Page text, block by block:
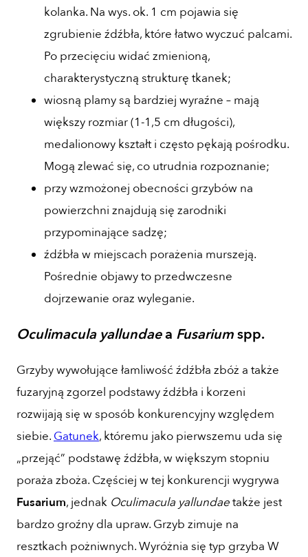
kolanka. Na wys. ok. 1 cm pojawia się
zgrubienie źdźbła, które łatwo wyczuć palcami.
Po przecięciu widać zmienioną,
charakterystyczną strukturę tkanek;
wiosną plamy są bardziej wyraźne – mają
większy rozmiar (1-1,5 cm długości),
medalionowy kształt i często pękają pośrodku.
Mogą zlewać się, co utrudnia rozpoznanie;
przy wzmożonej obecności grzybów na
powierzchni znajdują się zarodniki
przypominające sadzę;
źdźbła w miejscach porażenia murszeją.
Pośrednie objawy to przedwczesne
dojrzewanie oraz wyleganie.
Oculimacula yallundaea Fusariumspp.
Grzyby wywołujące łamliwość źdźbła zbóż a także
fuzaryjną zgorzel podstawy źdźbła i korzeni
rozwijają się w sposób konkurencyjny względem
siebie. Gatunek, któremu jako pierwszemu uda się
„przejąć” podstawę źdźbła, w większym stopniu
poraża zboża. Częściej w tej konkurencji wygrywa
Fusarium, jednak Oculimacula yallundaetakże jest
bardzo groźny dla upraw. Grzyb zimuje na
resztkach pożniwnych. Wyróżnia się typ grzyba W